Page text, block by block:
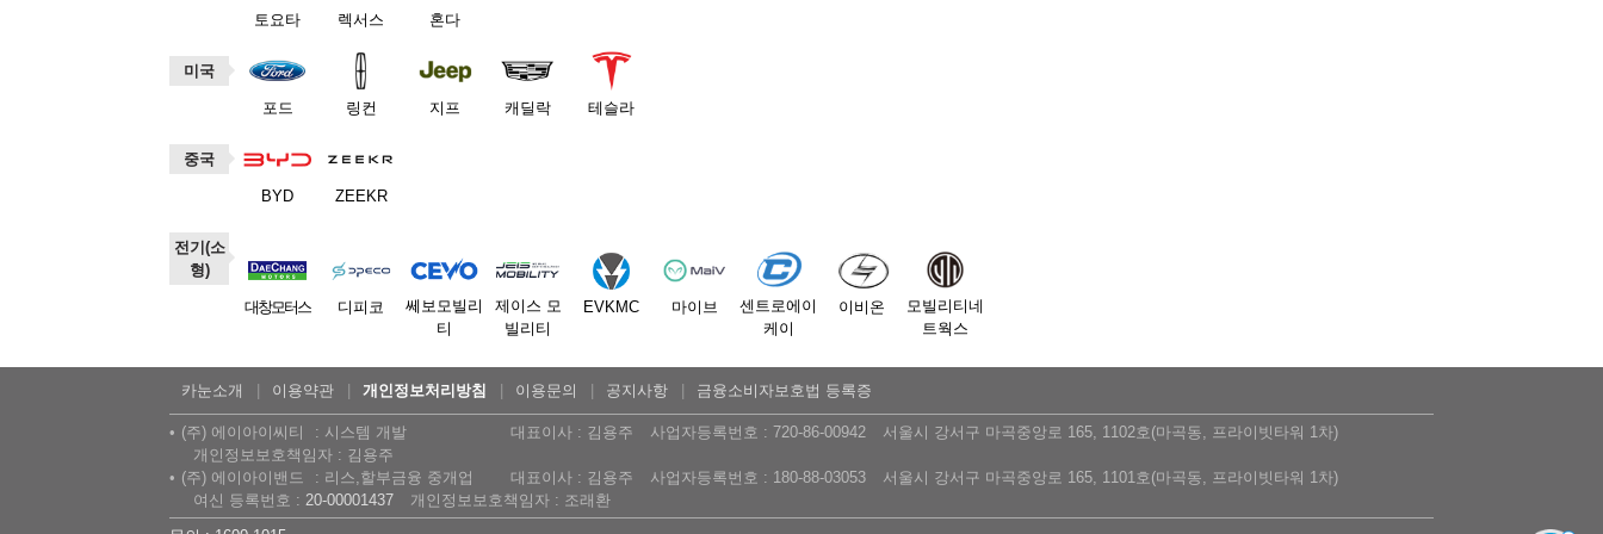
토요타 렉서스 혼다
미국
포드 링컨 지프 캐딜락 테슬라
중국
BYD ZEEKR
전기(소
형)
대창모터스 디피코
쎄보모빌리
티
제이스 모
빌리티
EVKMC 마이브
센트로에이
케이
이비온
모빌리티네
트웍스
카눈소개 이용약관 개인정보처리방침 이용문의 공지사항 금융소비자보호법 등록증
(주) 에이아이씨티 시스템 개발 대표이사 : 김용주 사업자등록번호 : 720-86-00942
서울시 강서구 마곡중앙로 165, 1102호(마곡동, 프라이빗타워 1차)
개인정보보호책임자 : 김용주
(주) 에이아이밴드
리스,할부금융 중개업 대표이사 : 김용주 사업자등록번호 : 180-88-03053
서울시 강서구 마곡중앙로 165, 1101호(마곡동, 프라이빗타워 1차)
여신 등록번호 : 20-00001437
개인정보보호책임자 : 조래환